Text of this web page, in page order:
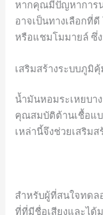
หากคุณมีปัญหาการ
อาจเป็นทางเลือกที่
หรือแชมโมมายล์ ซึ่
เสริมสร้างระบบภูมิ
น้ำมันหอมระเหยบา
คุณสมบัติต้านเชื้อแบ
เหล่านี้จึงช่วยเสริม
สำหรับผู้ที่สนใจทดล
ที่ที่มีชื่อเสียงและได้